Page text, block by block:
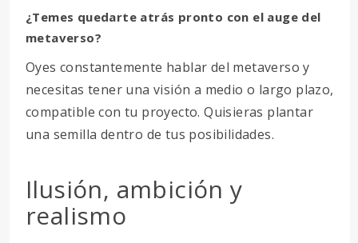
¿Temes quedarte atrás pronto con el auge del
metaverso?
Oyes constantemente hablar del metaverso y
necesitas tener una visión a medio o largo plazo,
compatible con tu proyecto. Quisieras plantar
una semilla dentro de tus posibilidades.
Ilusión, ambición y
realismo